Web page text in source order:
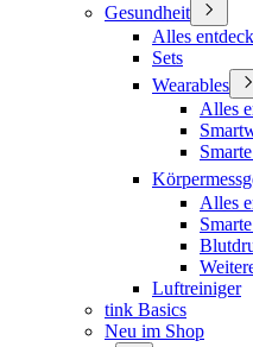
Gesundheit
Alles
Sets
Wearables
Alles
Alles
Luftreiniger
tink Basics
Neu im Shop